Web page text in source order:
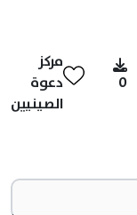
0
مركز
دعوة
الصينيين